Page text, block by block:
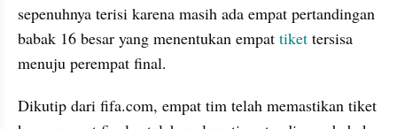
sepenuhnya terisi karena masih ada empat pertandingan
babak 16 besar yang menentukan empat tiket tersisa
menuju perempat final.
Dikutip dari fifa.com, empat tim telah memastikan tiket